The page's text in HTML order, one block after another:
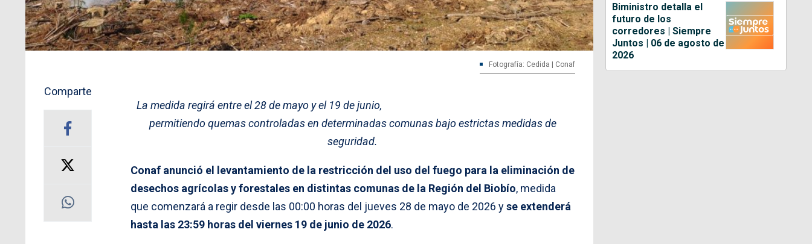
Fotografía: Cedida | Conaf
Comparte
La medida regirá entre el 28 de mayo y el 19 de junio,
permitiendo quemas controladas en determinadas comunas bajo estrictas medidas de
seguridad.
Conaf anunció el levantamiento de la restricción del uso del fuego para la eliminación de
desechos agrícolas y forestales en distintas comunas de la Región del Biobío, medida
que comenzará a regir desde las 00:00 horas del jueves 28 de mayo de 2026 yse extenderá
hasta las 23:59 horas del viernes 19 de junio de 2026.
Biministro detalla el
futuro de los
corredores | Siempre
Juntos | 06 de agosto de
2026